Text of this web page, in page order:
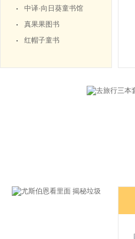
中译·向日葵童书馆
真果果图书
红帽子童书